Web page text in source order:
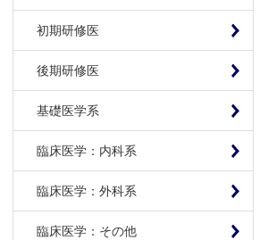
初期研修医
後期研修医
基礎医学系
臨床医学：内科系
臨床医学：外科系
臨床医学：その他